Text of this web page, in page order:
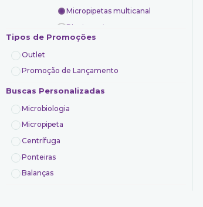
Micropipetas multicanal
Pipeta pasteur
Pipeta sorológicas
Pipetadores manuais
Ponteiras
Transporte e armazenamento
Uso geral
Análise de água e ar
Controle de qualidade
Indústrias
Tipos de Promoções
Outlet
Promoção de Lançamento
Buscas Personalizadas
Microbiologia
Micropipeta
Centrífuga
Ponteiras
Balanças